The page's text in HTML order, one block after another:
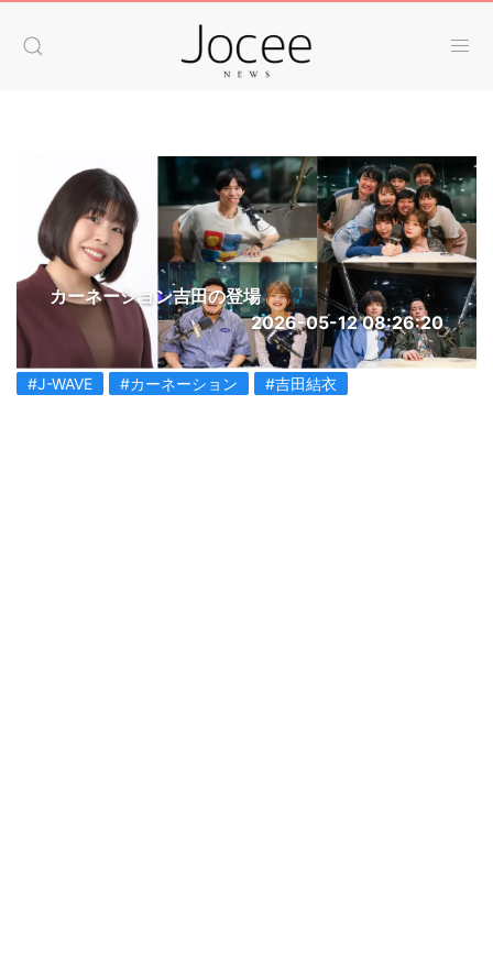
カーネーション吉田の登場
2026-05-12 08:26:20
#J-WAVE #カーネーション #吉田結衣